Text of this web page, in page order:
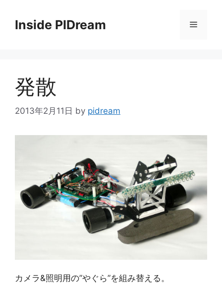
Inside PIDream メ
発散
2013年2月11日 by pidream
カメラ&照明用の”やぐら”を組み替える。